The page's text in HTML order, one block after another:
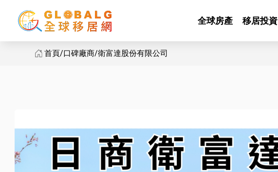
全球房產 移居投資
首頁 口碑廠商 衛富達股份有限公司